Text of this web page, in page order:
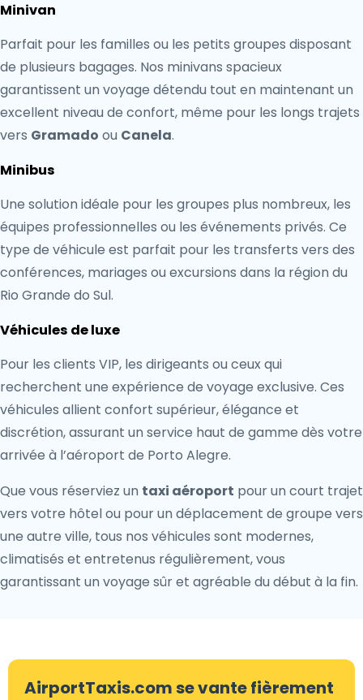
Minivan
Parfait pour les familles ou les petits groupes disposant
de plusieurs bagages. Nos minivans spacieux
garantissent un voyage détendu tout en maintenant un
excellent niveau de confort, même pour les longs trajets
vers Gramado ou Canela.
Minibus
Une solution idéale pour les groupes plus nombreux, les
équipes professionnelles ou les événements privés. Ce
type de véhicule est parfait pour les transferts vers des
conférences, mariages ou excursions dans la région du
Rio Grande do Sul.
Véhicules de luxe
Pour les clients VIP, les dirigeants ou ceux qui
recherchent une expérience de voyage exclusive. Ces
véhicules allient confort supérieur, élégance et
discrétion, assurant un service haut de gamme dès votre
arrivée à l’aéroport de Porto Alegre.
Que vous réserviez un taxi aéroport pour un court trajet
vers votre hôtel ou pour un déplacement de groupe vers
une autre ville, tous nos véhicules sont modernes,
climatisés et entretenus régulièrement, vous
garantissant un voyage sûr et agréable du début à la fin.
AirportTaxis.com se vante fièrement